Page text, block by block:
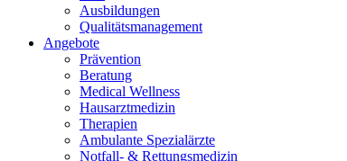
Ausbildungen
Qualitätsmanagement
Angebote
Prävention
Beratung
Medical Wellness
Hausarztmedizin
Therapien
Ambulante Spezialärzte
Notfall- & Rettungsmedizin